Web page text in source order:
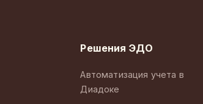
Решения ЭДО
Автоматизация учета в
Диадоке